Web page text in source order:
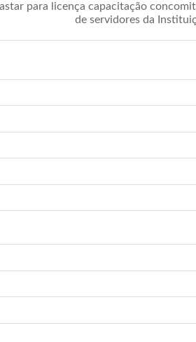
para licença capacitação
de servidores da